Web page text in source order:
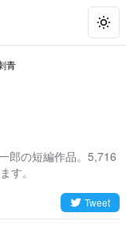
青
郎の短編作品。5,716
す。
Tweet